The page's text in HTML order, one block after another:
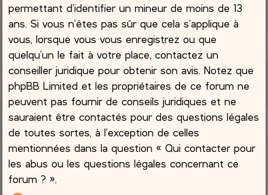
permettant d’identifier un mineur de moins de 13
ans. Si vous n’êtes pas sûr que cela s’applique à
vous, lorsque vous vous enregistrez ou que
quelqu’un le fait à votre place, contactez un
conseiller juridique pour obtenir son avis. Notez que
phpBB Limited et les propriétaires de ce forum ne
peuvent pas fournir de conseils juridiques et ne
sauraient être contactés pour des questions légales
de toutes sortes, à l’exception de celles
mentionnées dans la question « Qui contacter pour
les abus ou les questions légales concernant ce
forum ? ».